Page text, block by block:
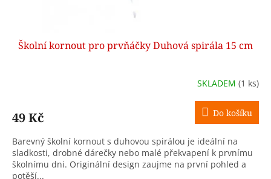
Školní kornout pro prvňáčky Duhová spirála 15 cm
SKLADEM (1 ks)
49 Kč Do košíku
Barevný školní kornout s duhovou spirálou je ideální na
sladkosti, drobné dárečky nebo malé překvapení k prvnímu
školnímu dni. Originální design zaujme na první pohled a
potěší...